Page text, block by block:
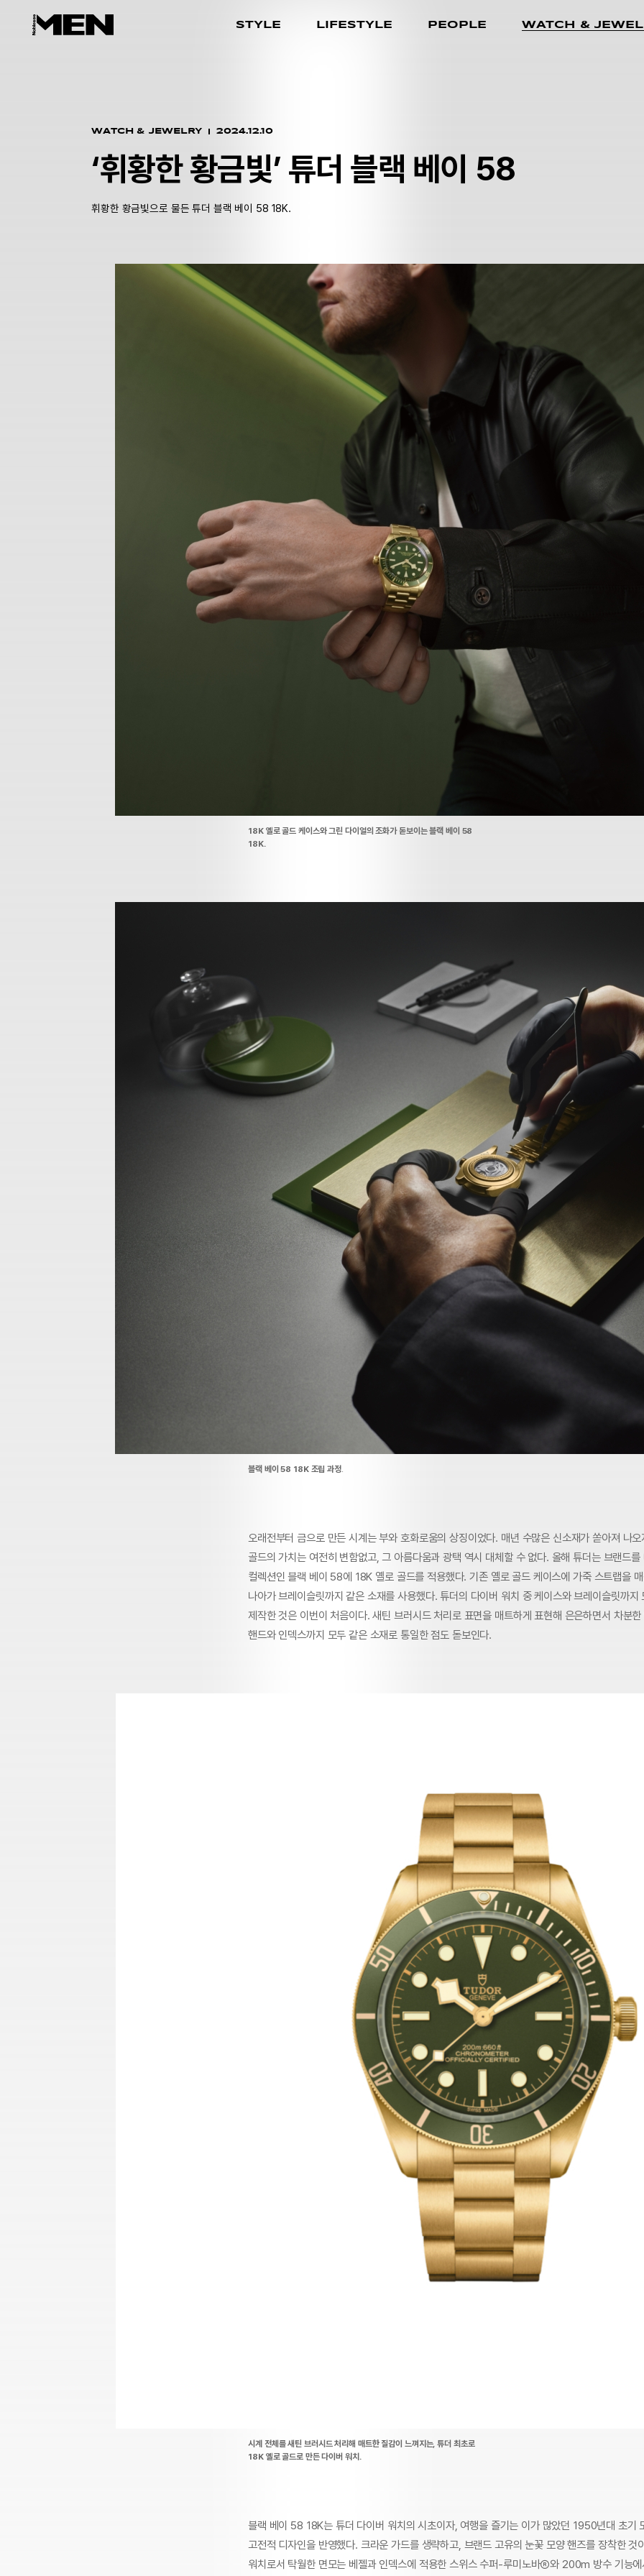
STYLE LIFESTYLE PEOPLE WATCH &
WATCH & JEWELRY 2024.12.10
‘휘황한 황금빛’ 튜더 블랙 베이 58
휘황한 황금빛으로 물든 튜더 블랙 베이 58 18K.
18K 옐로 골드 케이스와 그린 다이얼의 조화가 돋보이는 블랙 베이 58
18K.
블랙 베이 58 18K 조립 과정.
오래전부터 금으로 만든 시계는 부와 호화로움의 상징이었다. 매년 수많은 신소재가 쏟아져 나오
골드의 가치는 여전히 변함없고, 그 아름다움과 광택 역시 대체할 수 없다. 올해 튜더는 브랜드를
컬렉션인 블랙 베이 58에 18K 옐로 골드를 적용했다. 기존 옐로 골드 케이스에 가죽 스트랩을
나아가 브레이슬릿까지 같은 소재를 사용했다. 튜더의 다이버 워치 중 케이스와 브레이슬릿까지
제작한 것은 이번이 처음이다. 새틴 브러시드 처리로 표면을 매트하게 표현해 은은하면서 차분
핸드와 인덱스까지 모두 같은 소재로 통일한 점도 돋보인다.
시계 전체를 새틴 브러시드 처리해 매트한 질감이 느껴지는, 튜더 최초로
18K 옐로 골드로 만든 다이버 워치.
블랙 베이 58 18K는 튜더 다이버 워치의 시초이자, 여행을 즐기는 이가 많았던 1950년대 초기
고전적 디자인을 반영했다. 크라운 가드를 생략하고, 브랜드 고유의 눈꽃 모양 핸즈를 장착한 것
워치로서 탁월한 면모는 베젤과 인덱스에 적용한 스위스 수퍼-루미노바Ⓡ와 200m 방수 기능에